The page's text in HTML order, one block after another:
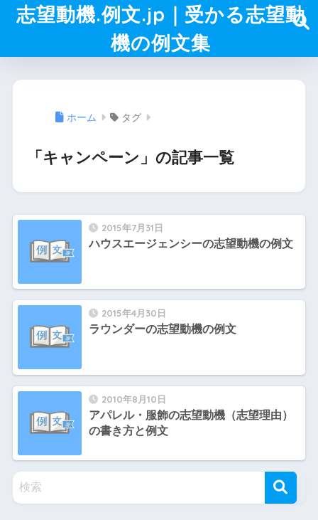
志望動機.例文.jp｜受かる志望動
機の例文集
ホーム タグ
「キャンペーン」の記事一覧
2015年7月31日
ハウスエージェンシーの志望動機の例文
2015年4月30日
ラウンダーの志望動機の例文
2010年8月10日
アパレル・服飾の志望動機（志望理由）
の書き方と例文